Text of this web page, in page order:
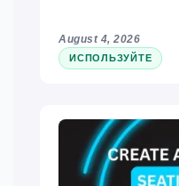
August 4, 2026
ИСПОЛЬЗУЙТЕ